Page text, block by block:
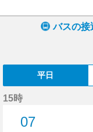
バスの接
平日
15時
07